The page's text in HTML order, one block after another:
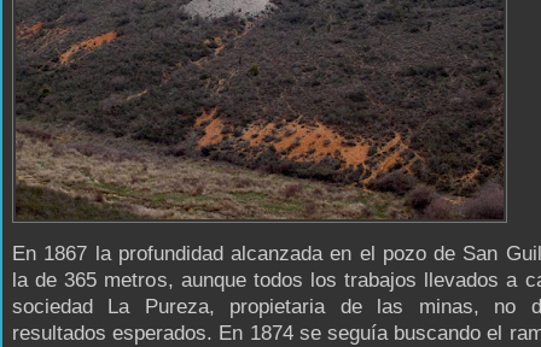
En 1867 la profundidad alcanzada en el pozo de San
la de 365 metros, aunque todos los trabajos llevados a
sociedad La Pureza, propietaria de las minas, no
resultados esperados. En 1874 se seguía buscando el